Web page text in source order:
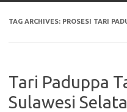
TAG ARCHIVES: PROSESI TARI
Tari Paduppa
Sulawesi